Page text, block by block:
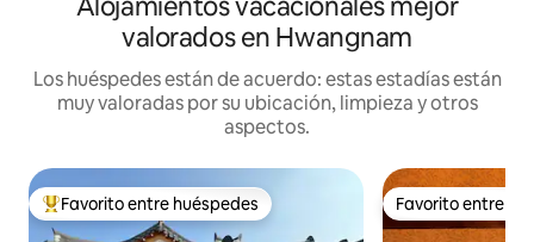
valorados en Hwangnam
Los huéspedes están de acuerdo: estas estadías están
muy valoradas por su ubicación, limpieza y otros
aspectos.
Favorito entre huéspedes preferido
Favorito entre huéspedes Favorito entre
Favorito entre